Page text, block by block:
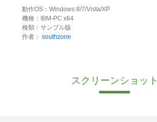
動作OS：Windows 8/7/Vista/XP
機種：IBM-PC x64
種類：サンプル版
作者： southzone
スクリーンショット